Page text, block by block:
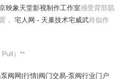
映象天堂影视制作工作室感受背部肌
， 宅人网 - 天巢技术宅威武肖似作
）**
阀网|行情|阀门交易-泵阀行业门户